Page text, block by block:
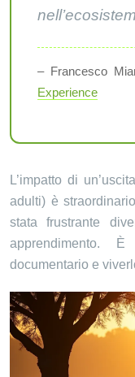
– Francesco
Experience
L’impatto di
adulti) è
stata frustrante
apprendimento.
documentario e